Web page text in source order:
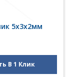
5х3х2мм
В 1 Клик